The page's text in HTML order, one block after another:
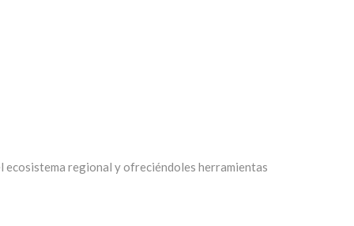
ecosistema regional y ofreciéndoles herramientas